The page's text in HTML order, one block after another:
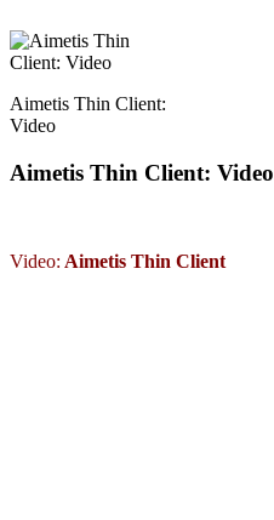
Aimetis Thin Client:
Video
Aimetis Thin Client: Video
Video: Aimetis Thin Client